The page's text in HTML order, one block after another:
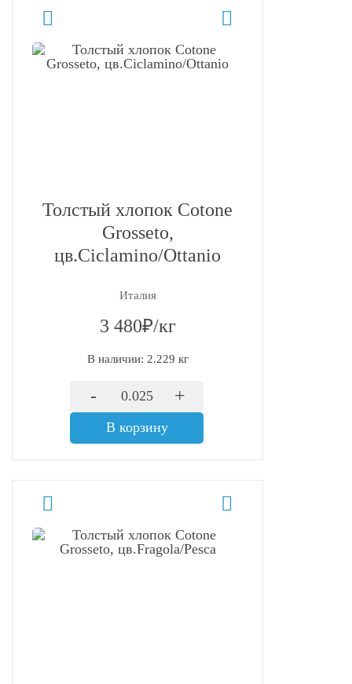
Толстый хлопок Cotone
Grosseto,
цв.Ciclamino/Ottanio
Италия
3 480₽/кг
В наличии: 2.229 кг
- +
В корзину